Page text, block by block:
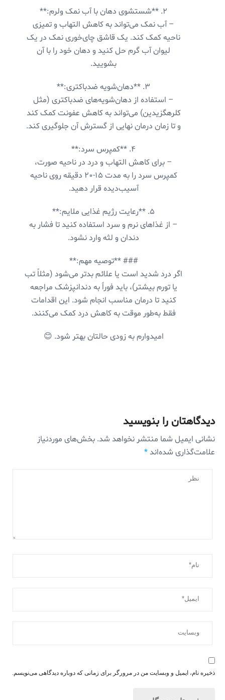
۲. **شستشوی دهان با آب نمک ولرم:**
– آب نمک می‌تواند به کاهش التهاب و تمیزی
ناحیه کمک کند. یک قاشق چای‌خوری نمک در یک
لیوان آب گرم حل کنید و دهان خود را با آن
بشویید.
۳. **دهان‌شویه ضدباکتری:**
– استفاده از دهان‌شویه‌های ضدباکتری (مثل
کلرهگزیدین) می‌تواند به کاهش عفونت کمک کند
و تا زمان درمان نهایی از گسترش آن جلوگیری کند.
۴. **کمپرس سرد:**
– برای کاهش التهاب و درد در ناحیه صورت،
کمپرس سرد را به مدت ۱۵-۲۰ دقیقه روی ناحیه
آسیب‌دیده قرار دهید.
۵. **رعایت رژیم غذایی ملایم:**
– از غذاهای نرم و سرد استفاده کنید تا فشار به
دندان و لثه وارد نشود.
### **توصیه مهم:**
اگر درد شدید است یا علائم بدتر می‌شود (مثلاً تب
یا تورم بیشتر)، باید فوراً به دندانپزشک مراجعه
کنید تا درمان مناسب انجام شود. این اقدامات
فقط به‌طور موقت به کاهش درد کمک می‌کنند.
امیدوارم به زودی حالتان بهتر شود. 😊
دیدگاهتان را بنویسید
نشانی ایمیل شما منتشر نخواهد شد. بخش‌های موردنیاز
علامت‌گذاری شده‌اند*
ذخیره نام، ایمیل و وبسایت من در مرورگر برای زمانی که دوباره دیدگاهی می‌نویسم.